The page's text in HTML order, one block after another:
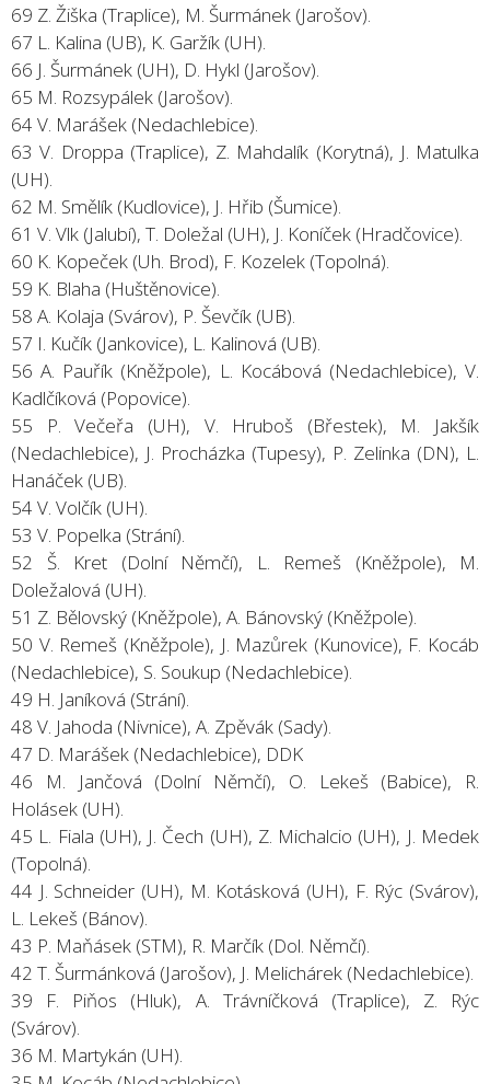
69 Z. Žiška (Traplice), M. Šurmánek (Jarošov).
67 L. Kalina (UB), K. Garžík (UH).
66 J. Šurmánek (UH), D. Hykl (Jarošov).
65 M. Rozsypálek (Jarošov).
64 V. Marášek (Nedachlebice).
63 V. Droppa (Traplice), Z. Mahdalík (Korytná), J. Matulka
(UH).
62 M. Smělík (Kudlovice), J. Hřib (Šumice).
61 V. Vlk (Jalubí), T. Doležal (UH), J. Koníček (Hradčovice).
60 K. Kopeček (Uh. Brod), F. Kozelek (Topolná).
59 K. Blaha (Huštěnovice).
58 A. Kolaja (Svárov), P. Ševčík (UB).
57 I. Kučík (Jankovice), L. Kalinová (UB).
56 A. Pauřík (Kněžpole), L. Kocábová (Nedachlebice), V.
Kadlčíková (Popovice).
55 P. Večeřa (UH), V. Hruboš (Břestek), M. Jakšík
(Nedachlebice), J. Procházka (Tupesy), P. Zelinka (DN), L.
Hanáček (UB).
54 V. Volčík (UH).
53 V. Popelka (Strání).
52 Š. Kret (Dolní Němčí), L. Remeš (Kněžpole), M.
Doležalová (UH).
51 Z. Bělovský (Kněžpole), A. Bánovský (Kněžpole).
50 V. Remeš (Kněžpole), J. Mazůrek (Kunovice), F. Kocáb
(Nedachlebice), S. Soukup (Nedachlebice).
49 H. Janíková (Strání).
48 V. Jahoda (Nivnice), A. Zpěvák (Sady).
47 D. Marášek (Nedachlebice), DDK
46 M. Jančová (Dolní Němčí), O. Lekeš (Babice), R.
Holásek (UH).
45 L. Fiala (UH), J. Čech (UH), Z. Michalcio (UH), J. Medek
(Topolná).
44 J. Schneider (UH), M. Kotásková (UH), F. Rýc (Svárov),
L. Lekeš (Bánov).
43 P. Maňásek (STM), R. Marčík (Dol. Němčí).
42 T. Šurmánková (Jarošov), J. Melichárek (Nedachlebice).
39 F. Piňos (Hluk), A. Trávníčková (Traplice), Z. Rýc
(Svárov).
36 M. Martykán (UH).